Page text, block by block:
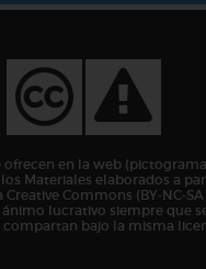
ofrecen en la web
Materiales elaborados a
Commons (BY-NC-
ánimo lucrativo siempre que
compartan bajo la misma